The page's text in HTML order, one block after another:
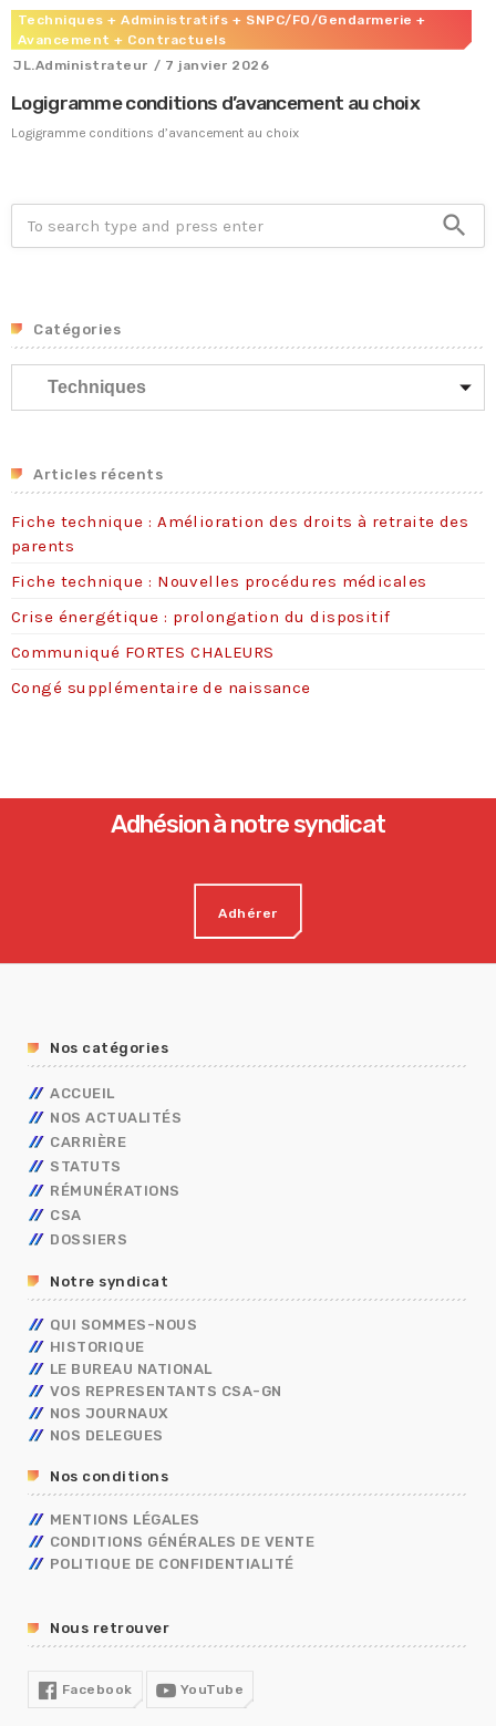
Tous nos journaux
Fiche technique : Amélioration des droits à retraite des parents
6 août 2026
Crise énergétique : prolongation du dispositif
9 juillet 2026
Communiqué FORTES CHALEURS
8 juillet 2026
Techniques + Administratifs + SNPC/FO/Gendarmerie +
Avancement + Contractuels
JL.Administrateur / 7 janvier 2026
Logigramme conditions d’avancement au choix
Logigramme conditions d’avancement au choix
search
Catégories
g
o
r
i
Articles récents
Fiche technique : Amélioration des droits à retraite des
parents
Fiche technique : Nouvelles procédures médicales
Crise énergétique : prolongation du dispositif
Communiqué FORTES CHALEURS
Congé supplémentaire de naissance
Adhésion à notre syndicat
Adhérer
Nos catégories
ACCUEIL
NOS ACTUALITÉS
CARRIÈRE
AVANCEMENT
TECHNIQUES
OUVRIER DE L’ETAT
MOBILITÉ
CAP
CONCOURS/EXAMENS
STATUTS
FONCTIONNAIRES
ADMINISTRATIFS
OUVRIER DE L’ETAT
CONTRACTUELS
ASSISTANT DE SERVICE SOCIAL
RÉMUNÉRATIONS
CALENDRIER DE PAYE
GRILLES INDICIAIRES
PRIMES
ISS
CSA
GENDARMERIE
DOSSIERS
ELECTIONS PRO 2026
CONGÉS
DIALOGUE SOCIAL
ENTRETIEN PROFESSIONNEL
RÈGLEMENTS INTÉRIEURS
TÉLÉTRAVAIL
TEMPS DE TRAVAIL EN GENDARMERIE
FORMATION
R13
Notre syndicat
QUI SOMMES-NOUS
HISTORIQUE
LE BUREAU NATIONAL
VOS REPRESENTANTS CSA-GN
NOS JOURNAUX
NOS DELEGUES
Nos conditions
MENTIONS LÉGALES
CONDITIONS GÉNÉRALES DE VENTE
POLITIQUE DE CONFIDENTIALITÉ
Nous retrouver
Facebook YouTube